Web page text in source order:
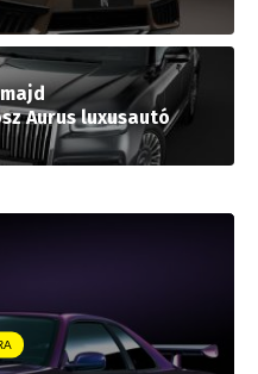
Aurus luxusautó